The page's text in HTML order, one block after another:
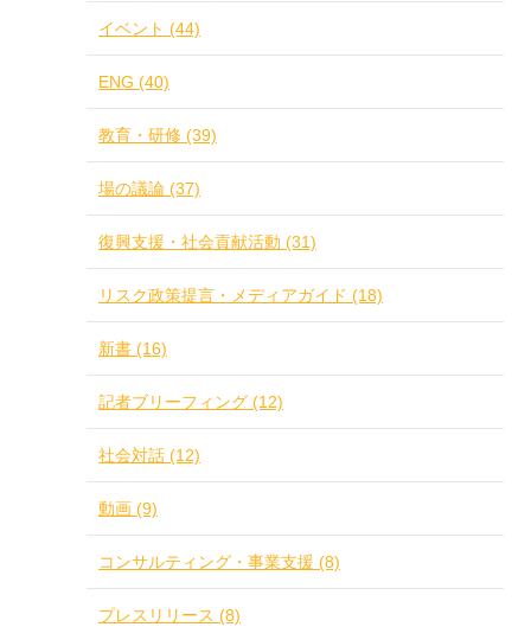
イベント (44)
ENG (40)
教育・研修 (39)
場の議論 (37)
復興支援・社会貢献活動 (31)
リスク政策提言・メディアガイド (18)
新書 (16)
記者ブリーフィング (12)
社会対話 (12)
動画 (9)
コンサルティング・事業支援 (8)
プレスリリース (8)